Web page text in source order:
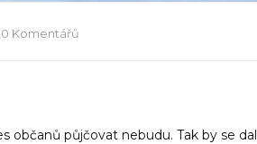
0 Komentářů
občanů půjčovat nebudu. Tak by se dal